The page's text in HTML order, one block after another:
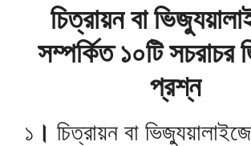
চিত্রায়ন বা
সম্পর্কিত ১০টি সচরাচর
প্রশ্ন
১ । চিত্রায়ন বা